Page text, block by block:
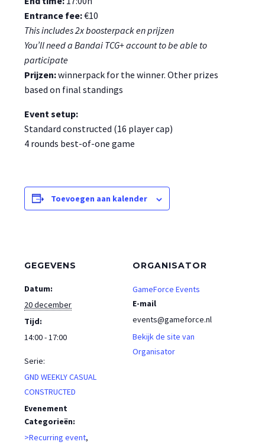
Entrance fee:€10
This includes 2x boosterpack en prijzen
You’ll need a Bandai TCG+ account to be able to
participate
Prijzen:winnerpack for the winner. Other prizes
based on final standings
Event setup:
Standard constructed (16 player cap)
4 rounds best-of-one game
Toevoegen aan kalender
GEGEVENS
Datum:
20 december
Tijd:
14:00 - 17:00
Serie:
GND WEEKLY CASUAL
CONSTRUCTED
Evenement
Categorieën:
>Recurring event,
ORGANISATOR
GameForce Events
E-mail
events@gameforce.nl
Bekijk de site van
Organisator